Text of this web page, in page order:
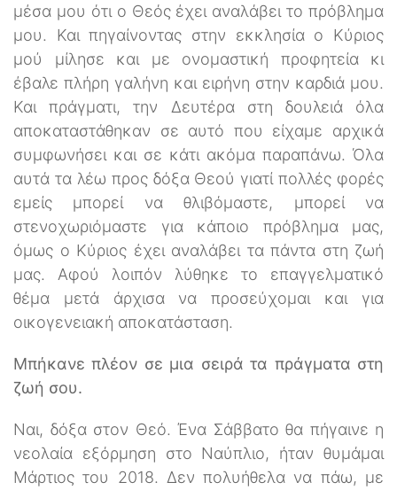
μέσα μου ότι ο Θεός έχει αναλάβει το πρόβλημα
μου. Και πηγαίνοντας στην εκκλησία ο Κύριος
μού μίλησε και με ονομαστική προφητεία κι
έβαλε πλήρη γαλήνη και ειρήνη στην καρδιά μου.
Και πράγματι, την Δευτέρα στη δουλειά όλα
αποκαταστάθηκαν σε αυτό που είχαμε αρχικά
συμφωνήσει και σε κάτι ακόμα παραπάνω. Όλα
αυτά τα λέω προς δόξα Θεού γιατί πολλές φορές
εμείς μπορεί να θλιβόμαστε, μπορεί να
στενοχωριόμαστε για κάποιο πρόβλημα μας,
όμως ο Κύριος έχει αναλάβει τα πάντα στη ζωή
μας. Αφού λοιπόν λύθηκε το επαγγελματικό
θέμα μετά άρχισα να προσεύχομαι και για
οικογενειακή αποκατάσταση.
Μπήκανε πλέον σε μια σειρά τα πράγματα στη
ζωή σου.
Ναι, δόξα στον Θεό. Ένα Σάββατο θα πήγαινε η
νεολαία εξόρμηση στο Ναύπλιο, ήταν θυμάμαι
Μάρτιος του 2018. Δεν πολυήθελα να πάω, με